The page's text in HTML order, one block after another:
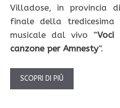
Villadose, in provincia
finale della tredicesima
musicale dal vivo ”Voci
canzone per Amnesty”.
SCOPRI DI PIÙ